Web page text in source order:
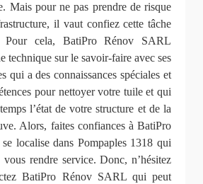
Mais pour ne pas prendre de risque
il vaut confiez cette tâche
Pour cela, BatiPro Rénov SARL
technique sur le savoir-faire avec ses
qui a des connaissances spéciales et
pour nettoyer votre tuile et qui
l’état de votre structure et de la
Alors, faites confiances à BatiPro
localise dans Pompaples 1318 qui
rendre service. Donc, n’hésitez
BatiPro Rénov SARL qui peut